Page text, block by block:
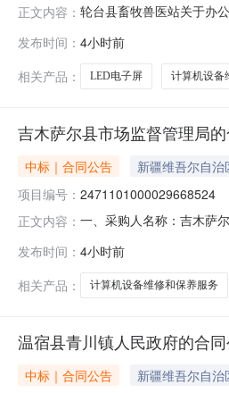
正文内容： 轮台县畜牧兽医站关于办
目所在行政区划编码
发布时间： 4小时前
相关产品：
LED电子屏 计算机设备
吉木萨尔县市场监督管理局
中标｜合同公告
新疆维吾尔自
项目编号： 2471101000029668524
正文内容： 一、采购人名称：吉木萨
1.0012151215服务要求
发布时间： 4小时前
相关产品：
计算机设备维修和保养服务
温宿县青川镇人民政府的合
中标｜合同公告 新疆维吾尔自